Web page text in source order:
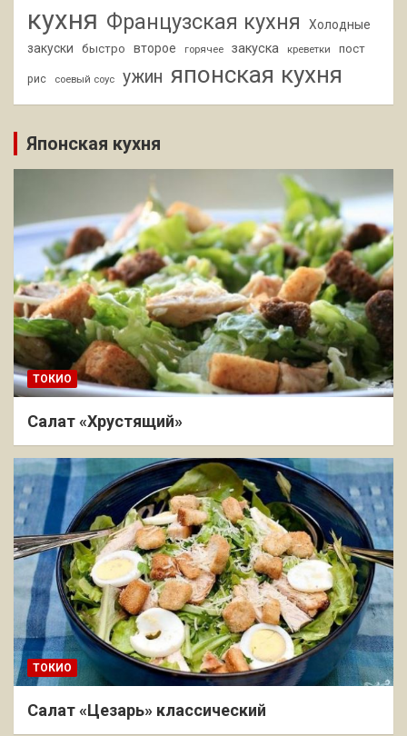
кухня Французская кухня
Холодные
закуски
быстро второе горячее закуска креветки пост
рис соевый соус ужин японская кухня
Японская кухня
ТОКИО
Салат «Хрустящий»
ТОКИО
Салат «Цезарь» классический